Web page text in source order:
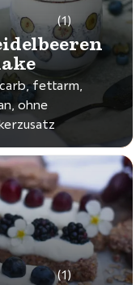
(1)
fettarm,
ohne
(1)